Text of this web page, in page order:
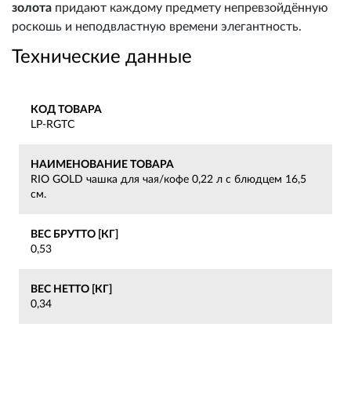
золота придают каждому предмету непревзойдённую
роскошь и неподвластную времени элегантность.
Технические данные
КОД ТОВАРА
LP-RGTC
НАИМЕНОВАНИЕ ТОВАРА
RIO GOLD чашка для чая/кофе 0,22 л с блюдцем 16,5
см.
ВЕС БРУТТО [КГ]
0,53
ВЕС НЕТТО [КГ]
0,34